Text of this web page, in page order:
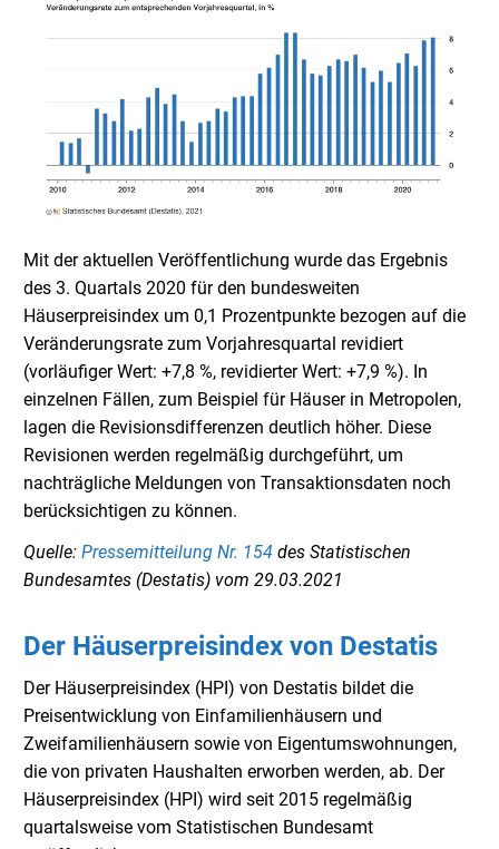
Mit der aktuellen Veröffentlichung wurde das Ergebnis
des 3. Quartals 2020 für den bundesweiten
Häuserpreisindex um 0,1 Prozentpunkte bezogen auf die
Veränderungsrate zum Vorjahresquartal revidiert
(vorläufiger Wert: +7,8 %, revidierter Wert: +7,9 %). In
einzelnen Fällen, zum Beispiel für Häuser in Metropolen,
lagen die Revisionsdifferenzen deutlich höher. Diese
Revisionen werden regelmäßig durchgeführt, um
nachträgliche Meldungen von Transaktionsdaten noch
berücksichtigen zu können.
Quelle: Pressemitteilung Nr. 154 des Statistischen
Bundesamtes (Destatis) vom 29.03.2021
Der Häuserpreisindex von Destatis
Der Häuserpreisindex (HPI) von Destatis bildet die
Preisentwicklung von Einfamilienhäusern und
Zweifamilienhäusern sowie von Eigentumswohnungen,
die von privaten Haushalten erworben werden, ab. Der
Häuserpreisindex (HPI) wird seit 2015 regelmäßig
quartalsweise vom Statistischen Bundesamt